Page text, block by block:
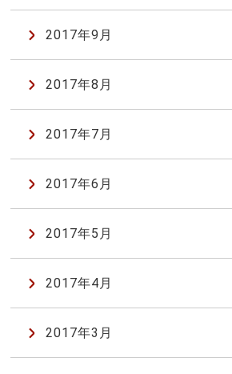
2017年9月
2017年8月
2017年7月
2017年6月
2017年5月
2017年4月
2017年3月